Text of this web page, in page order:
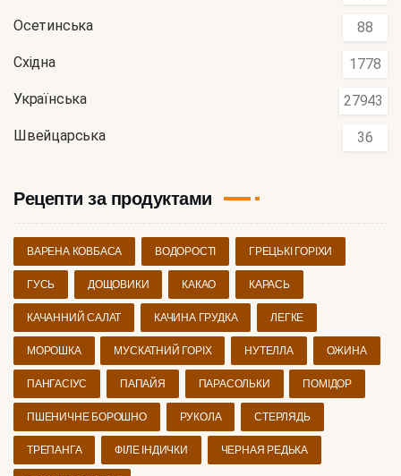
Осетинська 88
Східна 1778
Українська 27943
Швейцарська 36
Рецепти за продуктами
ВАРЕНА КОВБАСА ВОДОРОСТІ ГРЕЦЬКІ ГОРІХИ
ГУСЬ ДОЩОВИКИ КАКАО КАРАСЬ
КАЧАННИЙ САЛАТ КАЧИНА ГРУДКА ЛЕГКЕ
МОРОШКА МУСКАТНИЙ ГОРІХ НУТЕЛЛА ОЖИНА
ПАНГАСІУС ПАПАЙЯ ПАРАСОЛЬКИ ПОМІДОР
ПШЕНИЧНЕ БОРОШНО РУКОЛА СТЕРЛЯДЬ
ТРЕПАНГА ФІЛЕ ІНДИЧКИ ЧЕРНАЯ РЕДЬКА